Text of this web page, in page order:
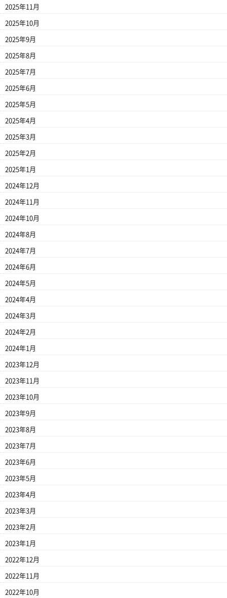
2025年11月
2025年10月
2025年9月
2025年8月
2025年7月
2025年6月
2025年5月
2025年4月
2025年3月
2025年2月
2025年1月
2024年12月
2024年11月
2024年10月
2024年8月
2024年7月
2024年6月
2024年5月
2024年4月
2024年3月
2024年2月
2024年1月
2023年12月
2023年11月
2023年10月
2023年9月
2023年8月
2023年7月
2023年6月
2023年5月
2023年4月
2023年3月
2023年2月
2023年1月
2022年12月
2022年11月
2022年10月